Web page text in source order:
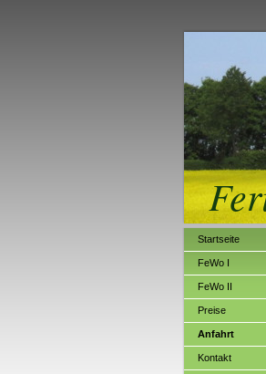
Startseite
FeWo I
FeWo II
Preise
Anfahrt
Kontakt